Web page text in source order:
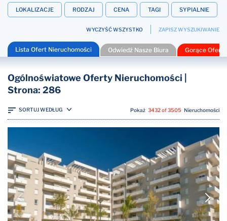
LOKALIZACJE RODZAJ CENA TAGI SYPIALNIE
WYCZYŚĆ WSZYSTKO ZAPISZ WYSZUKIWANIE
Lista Ofert Nieruchomości Odwiedź Nasze Biura Gorące Oferty
Ogólnoświatowe Oferty Nieruchomości |
Strona: 286
SORTUJ WEDŁUG Pokaż 3432 of 3505 Nieruchomości